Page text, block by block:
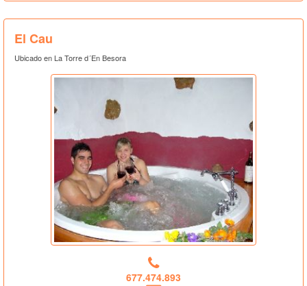
El Cau
Ubicado en La Torre d´En Besora
677.474.893